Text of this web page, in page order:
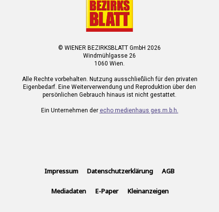
© WIENER BEZIRKSBLATT GmbH 2026
Windmühlgasse 26
1060 Wien.
Alle Rechte vorbehalten. Nutzung ausschließlich für den privaten
Eigenbedarf. Eine Weiterverwendung und Reproduktion über den
persönlichen Gebrauch hinaus ist nicht gestattet.
Ein Unternehmen der echo medienhaus ges.m.b.h.
Impressum Datenschutzerklärung AGB
Mediadaten E-Paper Kleinanzeigen